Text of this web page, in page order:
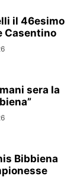
il 46esimo
Casentino
sera la
Bibbiena